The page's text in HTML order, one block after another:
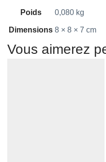
Poids 0,080 kg
Dimensions 8 × 8 × 7 cm
Vous aimerez